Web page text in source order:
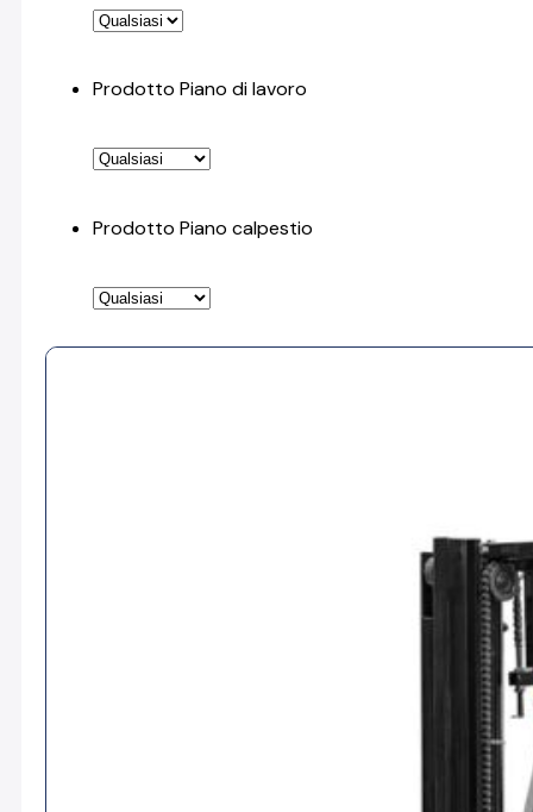
Prodotto Piano di lavoro
Prodotto Piano calpestio